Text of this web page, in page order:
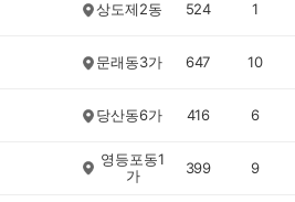
상도제2동 524 1
문래동3가 647 10
당산동6가 416 6
영등포동1
가
399 9